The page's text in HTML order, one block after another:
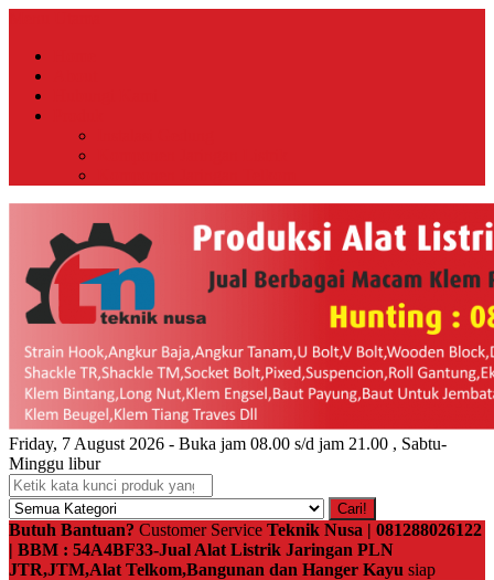
Friday, 7 August 2026 - Buka jam 08.00 s/d jam 21.00 , Sabtu-
Minggu libur
Cari!
Butuh Bantuan? Customer Service Teknik Nusa | 081288026122
| BBM : 54A4BF33-Jual Alat Listrik Jaringan PLN
JTR,JTM,Alat Telkom,Bangunan dan Hanger Kayu siap